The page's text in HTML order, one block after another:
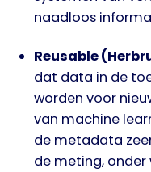
naadloos
Reusable
dat data in de
worden voor
van machine
de metadata
de meting, onder